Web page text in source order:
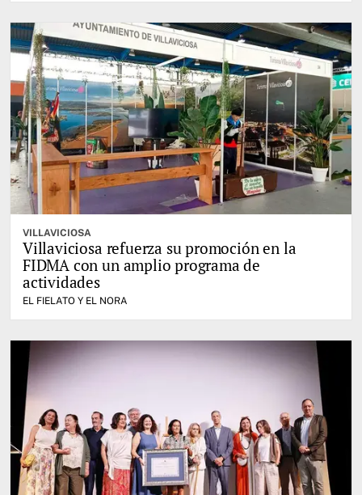
VILLAVICIOSA
Villaviciosa refuerza su promoción en la
FIDMA con un amplio programa de
actividades
EL FIELATO Y EL NORA